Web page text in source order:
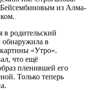
Бейсембиновым из Алма-
в родительский
в
«Утро».
что ещё
пленившей его
Только теперь